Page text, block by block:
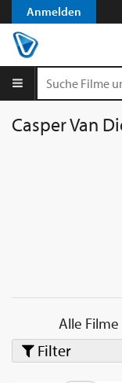
Anmelden
Casper Van
Alle
Filter